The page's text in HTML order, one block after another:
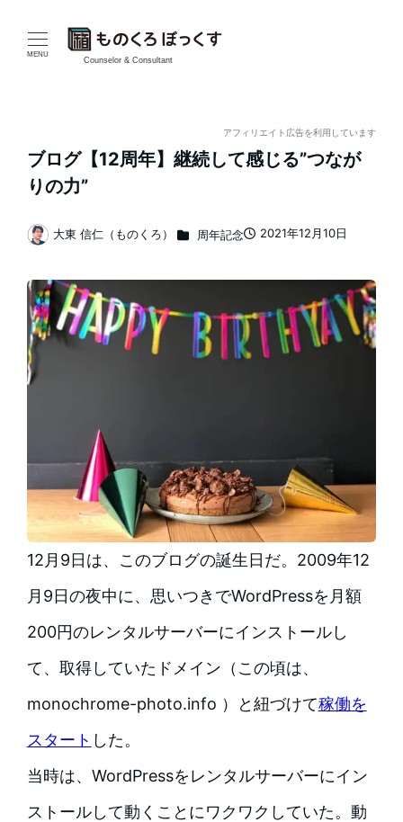
MENU
Counselor & Consultant
アフィリエイト広告を利用しています
ブログ【12周年】継続して感じる”つなが
りの力”
投稿日
2021年12月10日
著
大東 信仁（ものくろ） カテゴリー
周年記念
12月9日は、このブログの誕生日だ。2009年12
月9日の夜中に、思いつきでWordPressを月額
200円のレンタルサーバーにインストールし
て、取得していたドメイン（この頃は、
monochrome-photo.info ）と紐づけて稼働を
スタート した。
当時は、WordPressをレンタルサーバーにイン
ストールして動くことにワクワクしていた。動